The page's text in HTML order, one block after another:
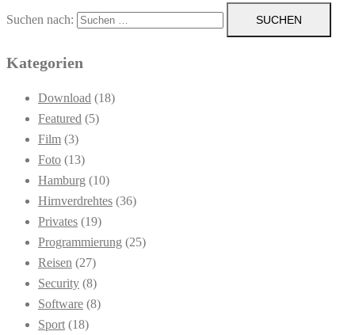
Suchen nach:
Kategorien
Download (18)
Featured (5)
Film (3)
Foto (13)
Hamburg (10)
Hirnverdrehtes (36)
Privates (19)
Programmierung (25)
Reisen (27)
Security (8)
Software (8)
Sport (18)